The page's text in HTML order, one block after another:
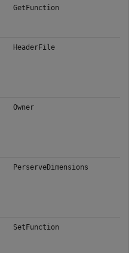
GetFunction
HeaderFile
Owner
PerserveDimensions
SetFunction